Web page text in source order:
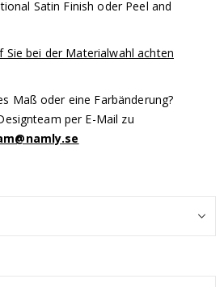
Satin Finish oder Peel and
Sie bei der Materialwahl achten
Maß oder eine Farbänderung?
per E-Mail zu